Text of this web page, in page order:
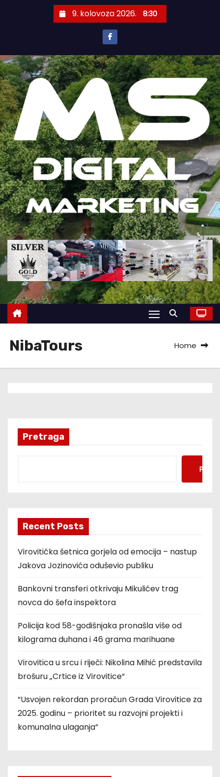
t
o
c
o
n
t
e
n
t
9. kolovoza 2026. 8:30
NibaTours Home
Pretraga
Recent Posts
Virovitička šetnica gorjela od emocija – nastup
Jakova Jozinovića oduševio publiku
Bankovni transferi otkrivaju Mikulićev trag
novca do šefa inspektora
Policija kod 58-godišnjaka pronašla više od
kilograma duhana i 46 grama marihuane
Virovitica u srcu i riječi: Nikolina Mihić predstavila
brošuru „Crtice iz Virovitice“
“Usvojen rekordan proračun Grada Virovitice za
2025. godinu – prioritet su razvojni projekti i
komunalna ulaganja”